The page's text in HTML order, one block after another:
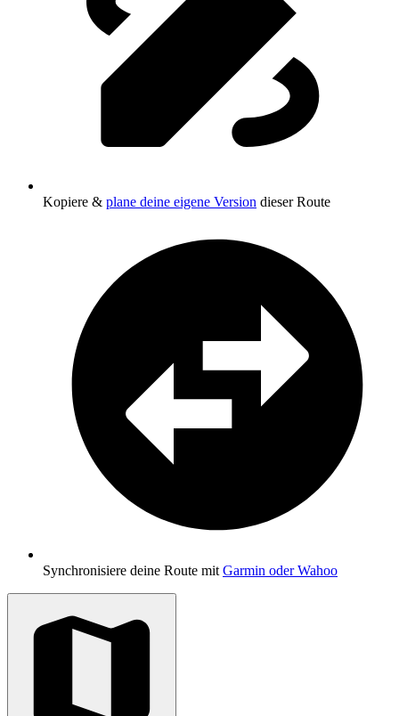
Kopiere & plane deine eigene Version dieser Route
Synchronisiere deine Route mit Garmin oder Wahoo